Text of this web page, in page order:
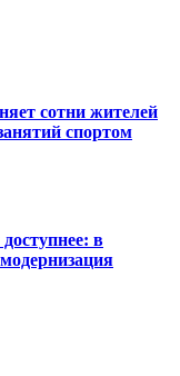
сотни жителей
спортом
в